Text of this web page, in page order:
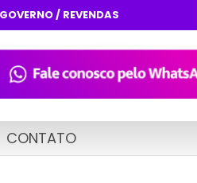
/ REVENDAS
CONTATO